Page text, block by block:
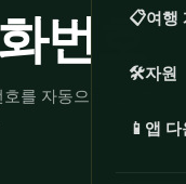
📋여행
🛠️자원
📱 앱
번호
를 자동으로 감지합